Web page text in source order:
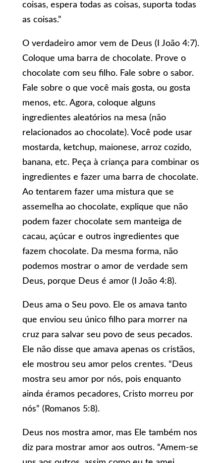
coisas, espera todas as coisas, suporta todas
as coisas.”
O verdadeiro amor vem de Deus (I João 4:7).
Coloque uma barra de chocolate. Prove o
chocolate com seu filho. Fale sobre o sabor.
Fale sobre o que você mais gosta, ou gosta
menos, etc. Agora, coloque alguns
ingredientes aleatórios na mesa (não
relacionados ao chocolate). Você pode usar
mostarda, ketchup, maionese, arroz cozido,
banana, etc. Peça à criança para combinar os
ingredientes e fazer uma barra de chocolate.
Ao tentarem fazer uma mistura que se
assemelha ao chocolate, explique que não
podem fazer chocolate sem manteiga de
cacau, açúcar e outros ingredientes que
fazem chocolate. Da mesma forma, não
podemos mostrar o amor de verdade sem
Deus, porque Deus é amor (I João 4:8).
Deus ama o Seu povo. Ele os amava tanto
que enviou seu único filho para morrer na
cruz para salvar seu povo de seus pecados.
Ele não disse que amava apenas os cristãos,
ele mostrou seu amor pelos crentes. “Deus
mostra seu amor por nós, pois enquanto
ainda éramos pecadores, Cristo morreu por
nós” (Romanos 5:8).
Deus nos mostra amor, mas Ele também nos
diz para mostrar amor aos outros. “Amem-se